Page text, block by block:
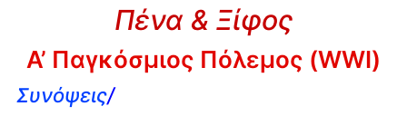
Πένα & Ξίφος
Α’ Παγκόσμιος Πόλεμος (WWI)
Συνόψεις/